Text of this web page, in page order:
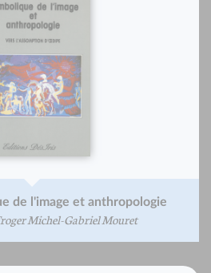
de l'image et anthropologie
Michel-Gabriel Mouret